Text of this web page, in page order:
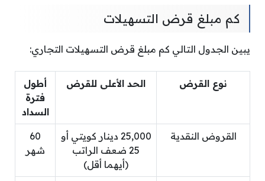
كم مبلغ قرض التسهيلات
يبين الجدول التالي كم مبلغ قرض التسهيلات التجاري:
نوع القرض الحد الأعلى للقرض
أطول
فترة
السداد
القروض النقدية
25,000 دينار كويتي أو
25 ضعف الراتب
(أيهما أقل)
60
شهر